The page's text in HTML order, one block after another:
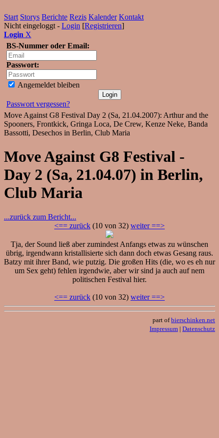
Start Storys Berichte Rezis Kalender Kontakt
Nicht eingeloggt - Login [Registrieren]
Login X
BS-Nummer oder Email:
Passwort:
Angemeldet bleiben
Passwort vergessen?
Move Against G8 Festival Day 2 (Sa, 21.04.2007): Arthur and the
Spooners, Frontkick, Gringa Loca, De Crew, Kenze Neke, Banda
Bassotti, Desechos in Berlin, Club Maria
Move Against G8 Festival -
Day 2 (Sa, 21.04.07) in Berlin,
Club Maria
...zurück zum Bericht...
<== zurück (10 von 32) weiter ==>
Tja, der Sound ließ aber zumindest Anfangs etwas zu wünschen
übrig, irgendwann kristallisierte sich dann doch etwas Gesang raus.
Batzy mit ihrer Band, wie putzig. Die großen Hits (die, wo es eh nur
um Sex geht) fehlen irgendwie, aber wir sind ja auch auf nem
politischen Festival hier.
<== zurück (10 von 32) weiter ==>
part ofbierschinken.net
Impressum | Datenschutz